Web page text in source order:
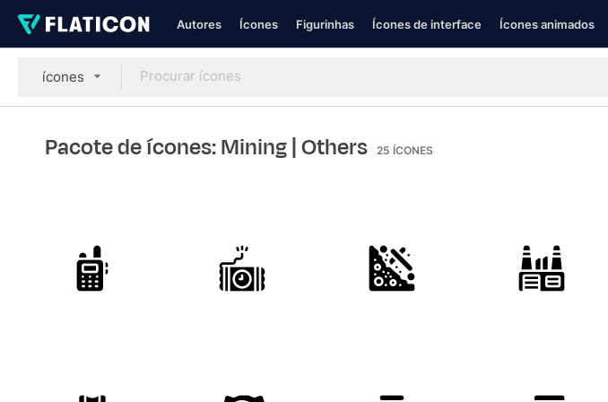
Autores Ícones Figurinhas Ícones de interface Ícones animados
ícones
Pacote de ícones: Mining| Others 25 ÍCONES